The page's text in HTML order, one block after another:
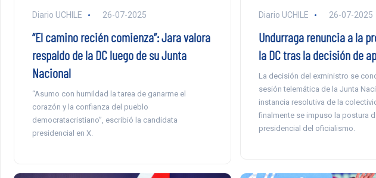
Diario UCHILE 26-07-2025
“El camino recién comienza”: Jara valora
respaldo de la DC luego de su Junta
Nacional
“Asumo con humildad la tarea de ganarme el
corazón y la confianza del pueblo
democratacristiano”, escribió la candidata
presidencial en X.
Diario UCHILE 26-07-2025
Undurraga renuncia a la
la DC tras la decisión de
La decisión del exministro se
sesión telemática de la Junta
instancia resolutiva de la
finalmente se impuso la postura
presidencial del oficialismo.